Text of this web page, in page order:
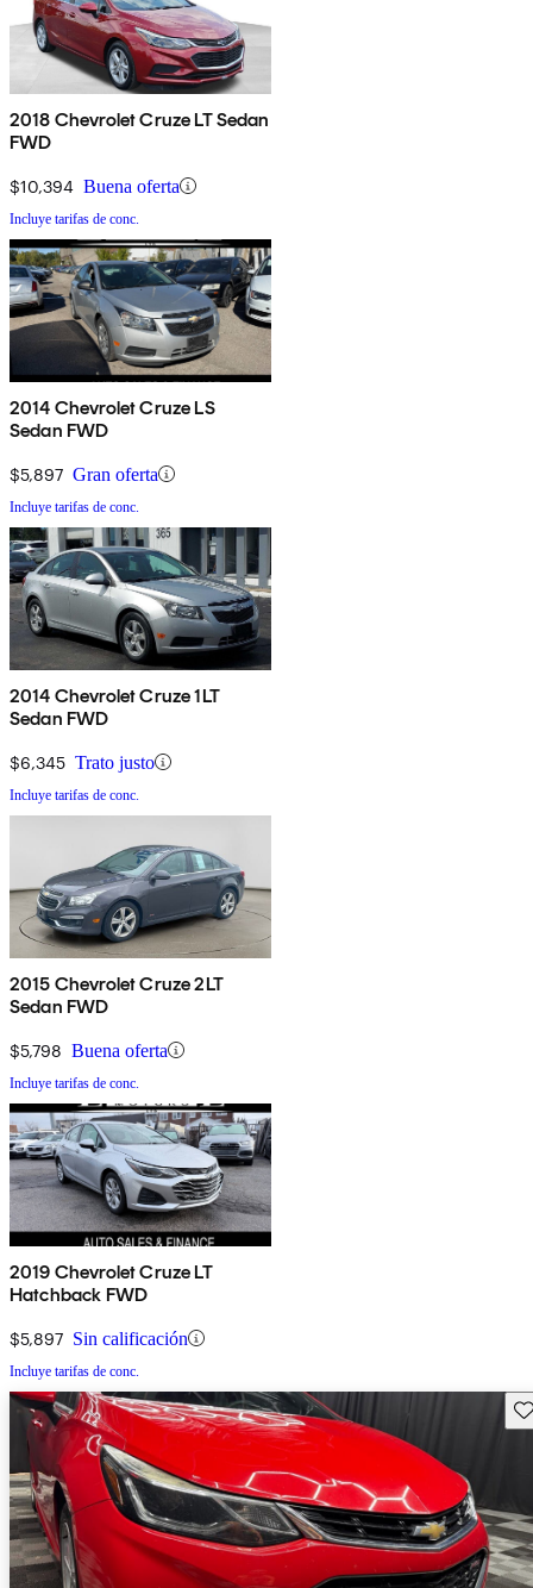
2018 Chevrolet Cruze LT Sedan
FWD
$10,394 Buena oferta
Incluye tarifas de conc.
2014 Chevrolet Cruze LS
Sedan FWD
$5,897 Gran oferta
Incluye tarifas de conc.
2014 Chevrolet Cruze 1LT
Sedan FWD
$6,345 Trato justo
Incluye tarifas de conc.
2015 Chevrolet Cruze 2LT
Sedan FWD
$5,798 Buena oferta
Incluye tarifas de conc.
2019 Chevrolet Cruze LT
Hatchback FWD
$5,897 Sin calificación
Incluye tarifas de conc.